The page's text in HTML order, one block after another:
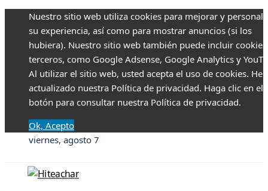
Nuestro sitio web utiliza cookies para mejorar y
su experiencia, así como para mostrar anuncios (si los
hubiera). Nuestro sitio web también puede incluir
terceros, como Google Adsense, Google Analytics y
Al utilizar el sitio web, usted acepta el uso de cookies.
actualizado nuestra Política de privacidad. Haga clic en el
botón para consultar nuestra Política de privacidad.
Ok, Acepto
viernes, agosto 7